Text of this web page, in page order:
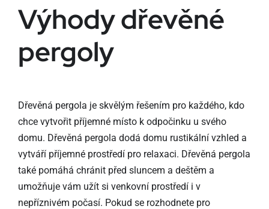
Výhody dřevěné
pergoly
Dřevěná pergola je skvělým řešením pro každého, kdo
chce vytvořit příjemné místo k odpočinku u svého
domu. Dřevěná pergola dodá domu rustikální vzhled a
vytváří příjemné prostředí pro relaxaci. Dřevěná pergola
také pomáhá chránit před sluncem a deštěm a
umožňuje vám užít si venkovní prostředí i v
nepříznivém počasí. Pokud se rozhodnete pro